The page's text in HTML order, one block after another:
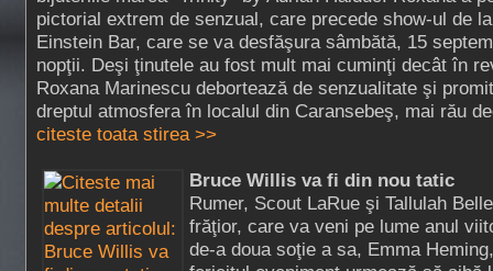
pictorial extrem de senzual, care precede show-ul de
Einstein Bar, care se va desfăşura sâmbătă, 15
nopţii. Deşi ţinutele au fost mult mai cuminţi decât în
Roxana Marinescu debortează de senzualitate şi
dreptul atmosfera în localul din Caransebeş, mai rău
citeste toata stirea >>
Bruce Willis va fi din nou tatic
Rumer, Scout LaRue şi Tallulah
frăţior, care va veni pe lume anul
de-a doua soţie a sa, Emma